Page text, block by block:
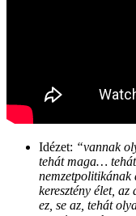
Idézet: “vannak
tehát maga…
nemzetpolitikának
keresztény élet,
ez, se az, tehát